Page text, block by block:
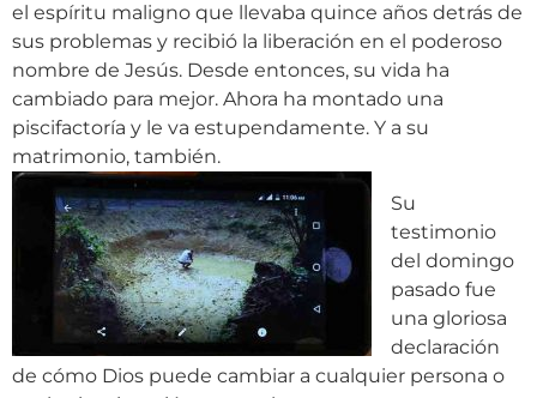
el espíritu maligno que llevaba quince años detrás de
sus problemas y recibió la liberación en el poderoso
nombre de Jesús. Desde entonces, su vida ha
cambiado para mejor. Ahora ha montado una
piscifactoría y le va estupendamente. Y a su
matrimonio, también.
Su
testimonio
del domingo
pasado fue
una gloriosa
declaración
de cómo Dios puede cambiar a cualquier persona o